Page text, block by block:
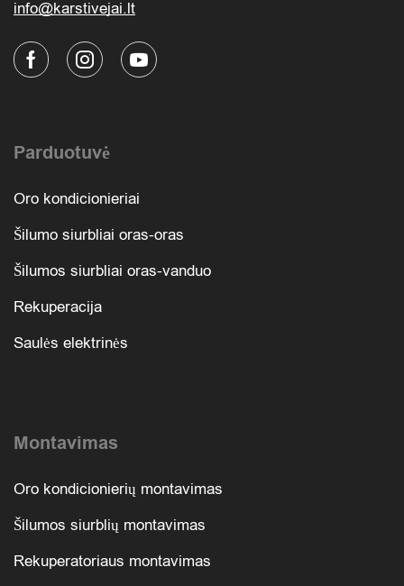
info@karstivejai.lt
Parduotuvė
Oro kondicionieriai
Šilumo siurbliai oras-oras
Šilumos siurbliai oras-vanduo
Rekuperacija
Saulės elektrinės
Montavimas
Oro kondicionierių montavimas
Šilumos siurblių montavimas
Rekuperatoriaus montavimas